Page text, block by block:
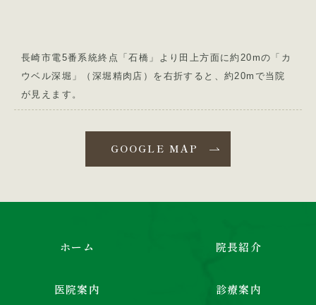
長崎市電5番系統終点「石橋」より田上方面に約20mの「カ
ウベル深堀」（深堀精肉店）を右折すると、約20mで当院
が見えます。
GOOGLE MAP
ホーム 院長紹介
医院案内 診療案内